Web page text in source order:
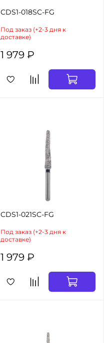
CDS1-018SC-FG
Под заказ (+2-3 дня к
доставке)
1 979 ₽
CDS1-021SC-FG
Под заказ (+2-3 дня к
доставке)
1 979 ₽